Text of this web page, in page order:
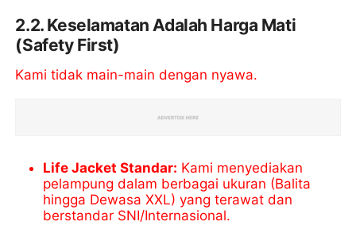
2.2. Keselamatan Adalah Harga Mati
(Safety First)
Kami tidak main-main dengan nyawa.
Life Jacket Standar: Kami menyediakan
pelampung dalam berbagai ukuran (Balita
hingga Dewasa XXL) yang terawat dan
berstandar SNI/Internasional.